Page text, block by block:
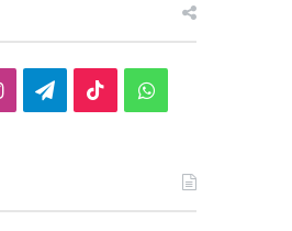
InstagramTelegram
TikTokWhatsApp